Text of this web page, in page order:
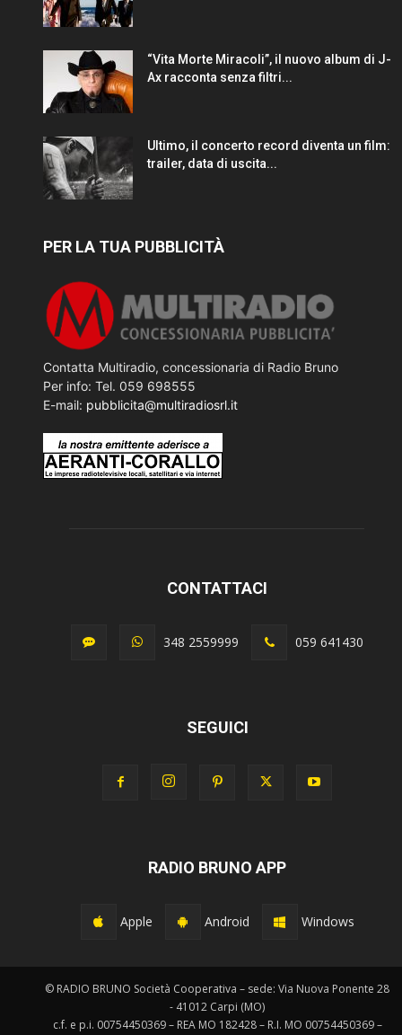
“Vita Morte Miracoli”, il nuovo album di J-
Ax racconta senza filtri...
Ultimo, il concerto record diventa un film:
trailer, data di uscita...
PER LA TUA PUBBLICITÀ
Contatta Multiradio, concessionaria di Radio Bruno
Per info: Tel. 059 698555
E-mail: pubblicita@multiradiosrl.it
CONTATTACI
348 2559999 059 641430
SEGUICI
RADIO BRUNO APP
Apple Android Windows
© RADIO BRUNO Società Cooperativa – sede: Via Nuova Ponente 28
- 41012 Carpi (MO)
c.f. e p.i. 00754450369 – REA MO 182428 – R.I. MO 00754450369 –